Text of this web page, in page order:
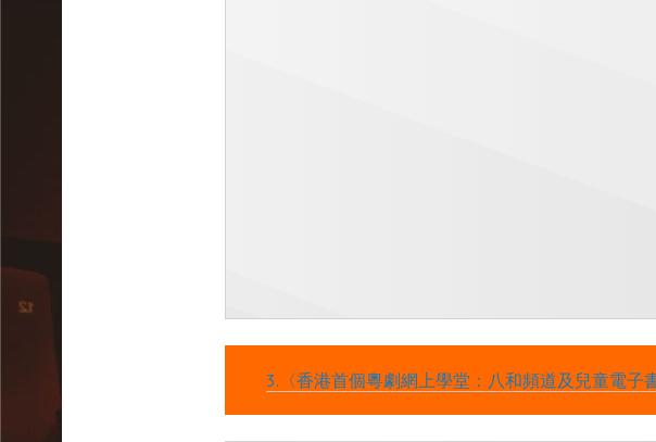
3.〈香港首個粵劇網上學堂：八和頻道及兒童電子書